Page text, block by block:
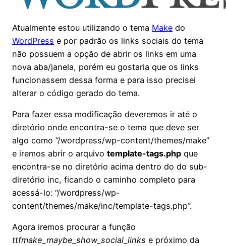
Atualmente estou utilizando o tema Make do
WordPress e por padrão os links sociais do tema
não possuem a opção de abrir os links em uma
nova aba/janela, porém eu gostaria que os links
funcionassem dessa forma e para isso precisei
alterar o código gerado do tema.
Para fazer essa modificação deveremos ir até o
diretório onde encontra-se o tema que deve ser
algo como “/wordpress/wp-content/themes/make”
e iremos abrir o arquivo template-tags.php que
encontra-se no diretório acima dentro do do sub-
diretório inc, ficando o caminho completo para
acessá-lo: “/wordpress/wp-
content/themes/make/inc/template-tags.php”.
Agora iremos procurar a função
ttfmake_maybe_show_social_links e próximo da